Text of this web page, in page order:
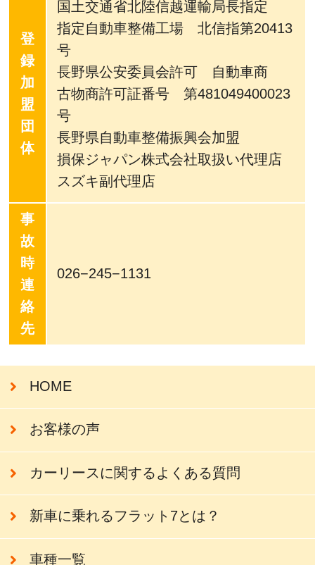
登
録
加
盟
団
体
国土交通省北陸信越運輸局長指定
指定自動車整備工場 北信指第20413
号
長野県公安委員会許可 自動車商
古物商許可証番号 第481049400023
号
長野県自動車整備振興会加盟
損保ジャパン株式会社取扱い代理店
スズキ副代理店
事
故
時
連
絡
先
026−245−1131
HOME
お客様の声
カーリースに関するよくある質問
新車に乗れるフラット7とは？
車種一覧